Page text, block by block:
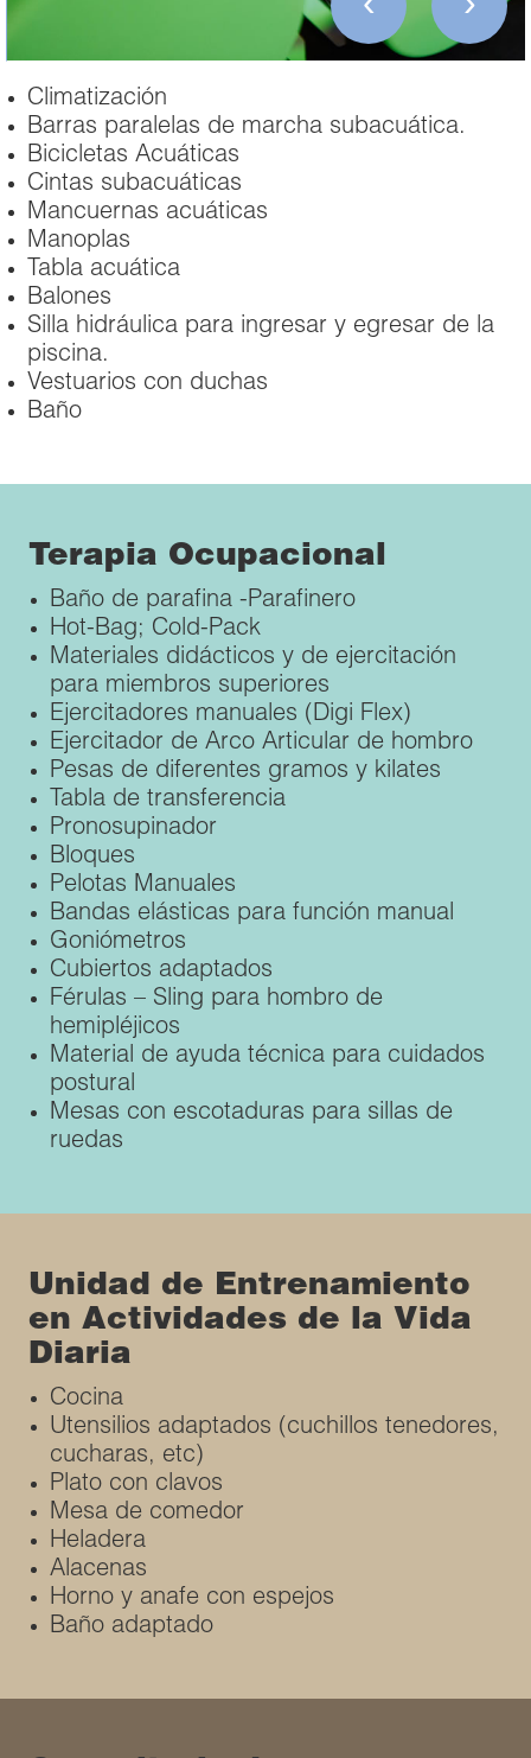
Climatización
Barras paralelas de marcha subacuática.
Bicicletas Acuáticas
Cintas subacuáticas
Mancuernas acuáticas
Manoplas
Tabla acuática
Balones
Silla hidráulica para ingresar y egresar de la
piscina.
Vestuarios con duchas
Baño
Terapia Ocupacional
Baño de parafina -Parafinero
Hot-Bag; Cold-Pack
Materiales didácticos y de ejercitación
para miembros superiores
Ejercitadores manuales (Digi Flex)
Ejercitador de Arco Articular de hombro
Pesas de diferentes gramos y kilates
Tabla de transferencia
Pronosupinador
Bloques
Pelotas Manuales
Bandas elásticas para función manual
Goniómetros
Cubiertos adaptados
Férulas – Sling para hombro de
hemipléjicos
Material de ayuda técnica para cuidados
postural
Mesas con escotaduras para sillas de
ruedas
Unidad de Entrenamiento
en Actividades de la Vida
Diaria
Cocina
Utensilios adaptados (cuchillos tenedores,
cucharas, etc)
Plato con clavos
Mesa de comedor
Heladera
Alacenas
Horno y anafe con espejos
Baño adaptado